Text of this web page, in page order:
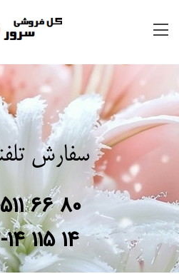
سفارش
66 80
115 14